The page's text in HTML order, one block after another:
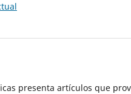
presenta artículos que